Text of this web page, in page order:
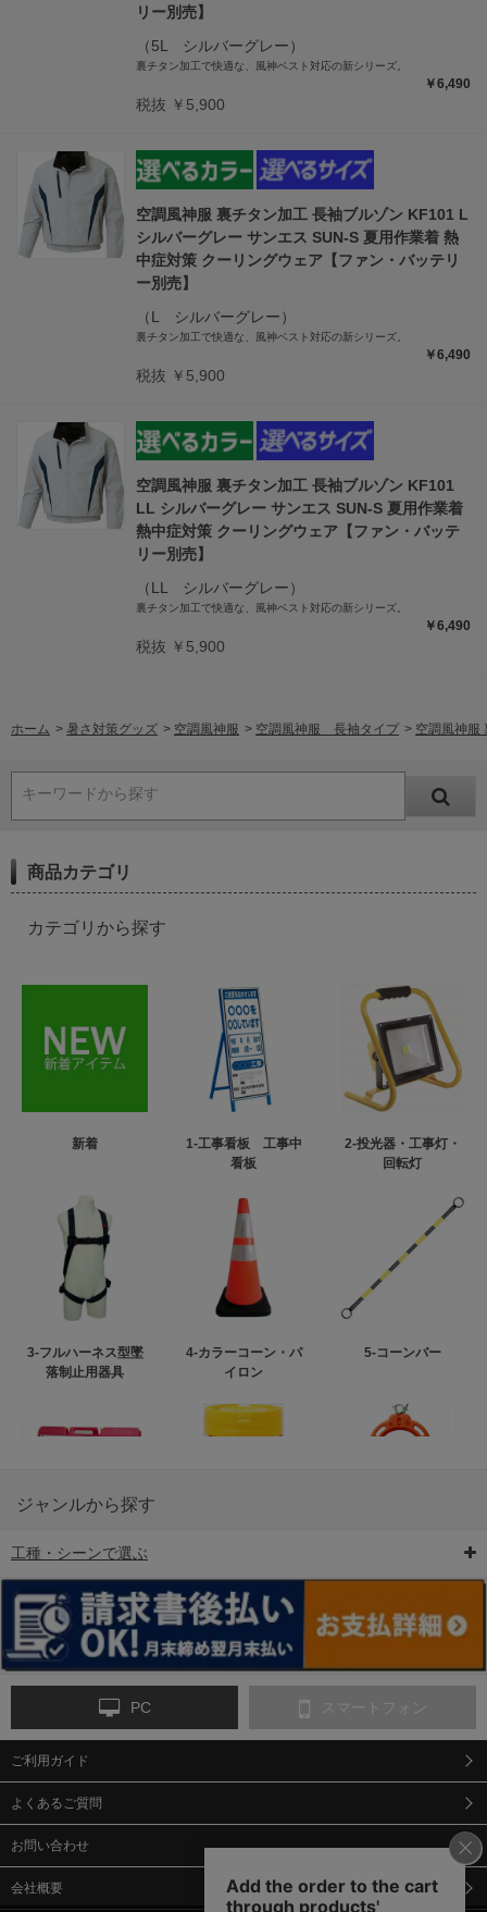
リー別売】
（5L シルバーグレー）
裏チタン加工で快適な、風神ベスト対応の新シリーズ。
￥6,490
税抜 ￥5,900
空調風神服 裏チタン加工 長袖ブルゾン KF101 L
シルバーグレー サンエス SUN-S 夏用作業着 熱
中症対策 クーリングウェア【ファン・バッテリ
ー別売】
（L シルバーグレー）
裏チタン加工で快適な、風神ベスト対応の新シリーズ。
￥6,490
税抜 ￥5,900
空調風神服 裏チタン加工 長袖ブルゾン KF101
LL シルバーグレー サンエス SUN-S 夏用作業着
熱中症対策 クーリングウェア【ファン・バッテ
リー別売】
（LL シルバーグレー）
裏チタン加工で快適な、風神ベスト対応の新シリーズ。
￥6,490
税抜 ￥5,900
ホーム > 暑さ対策グッズ > 空調風神服 > 空調風神服 長袖タイプ > 空調風神服
キーワードから探す
商品カテゴリ
カテゴリから探す
新着
1-工事看板 工事中
看板
2-投光器・工事灯・
回転灯
3-フルハーネス型墜
落制止用器具
4-カラーコーン・パ
イロン
5-コーンバー
6-矢印板/LED矢印板
ンス
9-点字マット・タイ
ジャンルから探す
工種・シーンで選ぶ
PC スマートフォン
ご利用ガイド
よくあるご質問
お問い合わせ
会社概要